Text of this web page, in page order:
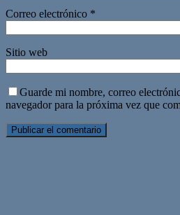
Correo electrónico *
Sitio web
Guarde mi nombre, correo
navegador para la próxima vez que